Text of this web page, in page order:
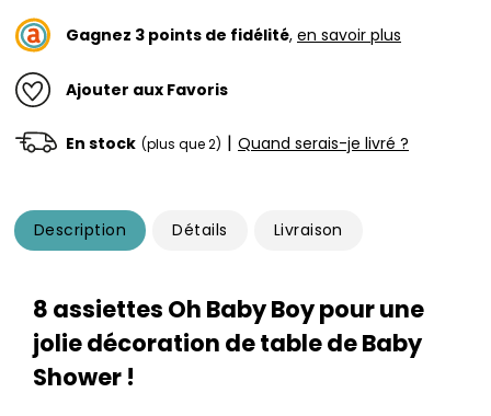
Gagnez 3 points de fidélité, en savoir plus
Ajouter aux Favoris
En stock (plus que 2) | Quand serais-je livré ?
Description Détails Livraison
8 assiettes Oh Baby Boy pour une
jolie décoration de table de Baby
Shower !